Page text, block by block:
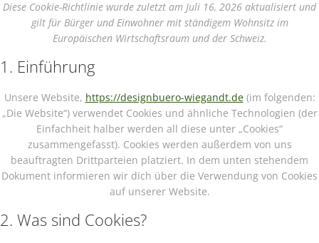
Diese Cookie-Richtlinie wurde zuletzt am Juli 16, 2026 aktualisiert und
gilt für Bürger und Einwohner mit ständigem Wohnsitz im
Europäischen Wirtschaftsraum und der Schweiz.
1. Einführung
Unsere Website, https://designbuero-wiegandt.de(im folgenden:
„Die Website“) verwendet Cookies und ähnliche Technologien (der
Einfachheit halber werden all diese unter „Cookies“
zusammengefasst). Cookies werden außerdem von uns
beauftragten Drittparteien platziert. In dem unten stehendem
Dokument informieren wir dich über die Verwendung von Cookies
auf unserer Website.
2. Was sind Cookies?